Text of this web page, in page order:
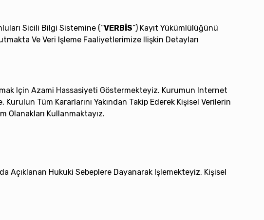
Sicili Bilgi Sistemine (“VERBİS”) Kayıt Yükümlülüğünü
Ve Veri Işleme Faaliyetlerimize Ilişkin Detayları
Için Azami Hassasiyeti Göstermekteyiz. Kurumun Internet
Tüm Kararlarını Yakından Takip Ederek Kişisel Verilerin
Olanakları Kullanmaktayız.
Açıklanan Hukuki Sebeplere Dayanarak Işlemekteyiz. Kişisel